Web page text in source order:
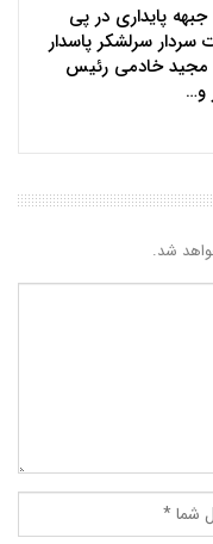
جبهه پایداری در پی
سردار سرلشکر پاسدار
مجید خادمی رئیس
و…
شد.